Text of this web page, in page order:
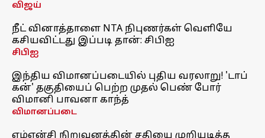
விஜய்
நீட் வினாத்தாளை NTA நிபுணர்கள் வெளியே
கசியவிட்டது இப்படி தான்: சிபிஐ
சிபிஐ
இந்திய விமானப்படையில் புதிய வரலாறு! 'டாப்
கன்' தகுதியைப் பெற்ற முதல் பெண் போர்
விமானி பாவனா காந்த்
விமானப்படை
எம்என்சி நிறுவனத்தின் சதியை முறியடித்த